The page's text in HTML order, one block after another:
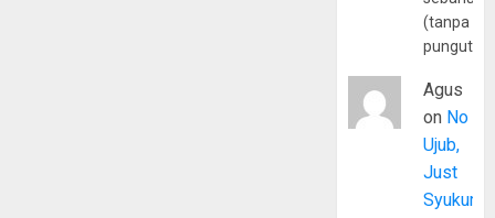
(tanpa
Agus
on No
Ujub,
Just
Syukur